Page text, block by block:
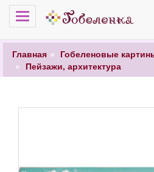
Меню
Главная
Гобеленовые
Пейзажи, архитектура